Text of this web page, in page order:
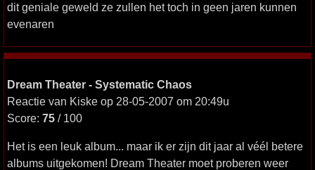
dit geniale geweld ze zullen het toch in geen jaren kunnen
evenaren
Dream Theater - Systematic Chaos
Reactie van Kiske op 28-05-2007 om 20:49u
Score: 75 / 100
Het is een leuk album... maar ik er zijn dit jaar al véél betere
albums uitgekomen! Dream Theater moet proberen weer